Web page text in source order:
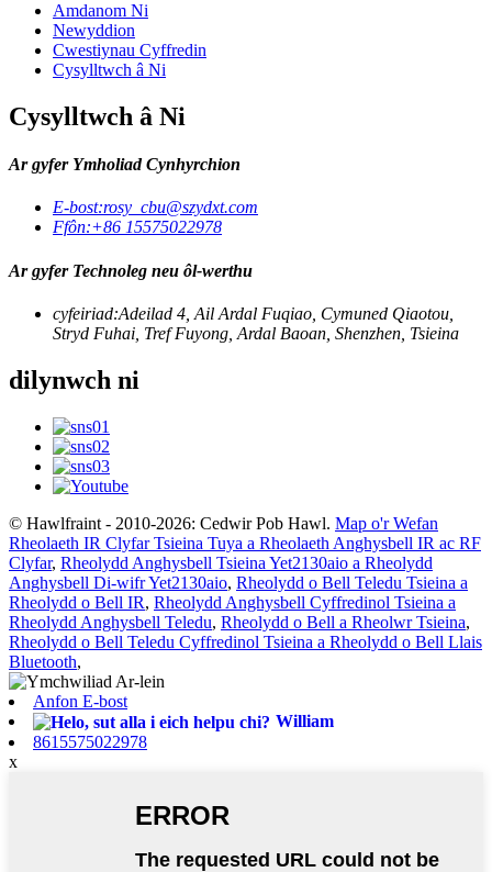
Amdanom Ni
Newyddion
Cwestiynau Cyffredin
Cysylltwch â Ni
Cysylltwch â Ni
Ar gyfer Ymholiad Cynhyrchion
E-bost:rosy_cbu@szydxt.com
Ffôn:+86 15575022978
Ar gyfer Technoleg neu ôl-werthu
cyfeiriad:Adeilad 4, Ail Ardal Fuqiao, Cymuned Qiaotou,
Stryd Fuhai, Tref Fuyong, Ardal Baoan, Shenzhen, Tsieina
dilynwch ni
© Hawlfraint - 2010-2026: Cedwir Pob Hawl. Map o'r Wefan
Rheolaeth IR Clyfar Tsieina Tuya a Rheolaeth Anghysbell IR ac RF
Clyfar, Rheolydd Anghysbell Tsieina Yet2130aio a Rheolydd
Anghysbell Di-wifr Yet2130aio, Rheolydd o Bell Teledu Tsieina a
Rheolydd o Bell IR, Rheolydd Anghysbell Cyffredinol Tsieina a
Rheolydd Anghysbell Teledu, Rheolydd o Bell a Rheolwr Tsieina,
Rheolydd o Bell Teledu Cyffredinol Tsieina a Rheolydd o Bell Llais
Bluetooth,
Anfon E-bost
William
8615575022978
x